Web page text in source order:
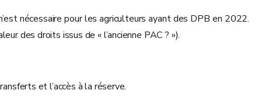
nécessaire pour les agriculteurs ayant des DPB en 2022.
des droits issus de « l’ancienne PAC ? »).
et l’accès à la réserve.